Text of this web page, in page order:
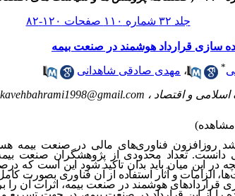
جلد ۳۲ شماره ۱۱۰ صفحات ۱۲۰-۸۲
سازی قرارداد هوشمند در صنعت بیمه
* ، مهدی صادقی شاهدانی
و اقتصاد ، kavehbahrami1998@gmail.com
روزافزون فناوری‌های مالی در صنعت بیمه
دانست. تعداد محدودی از پژوهشگران صنعت
آنچه در این میان باید بدان تاکید شود این است که
الزامات و آثار استفاده از آن فناوری بصورت
قراردادهای هوشمند در صنعت بیمه، اثرات آن